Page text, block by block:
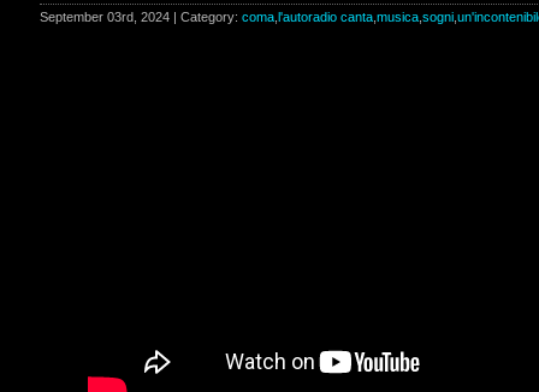
September 03rd, 2024 | Category: coma l'autoradio canta musica sogni